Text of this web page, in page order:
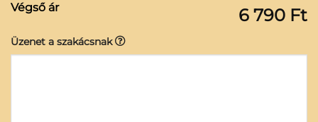
Végső ár 6 790 Ft
Üzenet a szakácsnak